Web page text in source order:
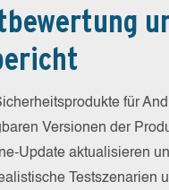
für
Versionen der
Update aktualisieren
Testszenarien